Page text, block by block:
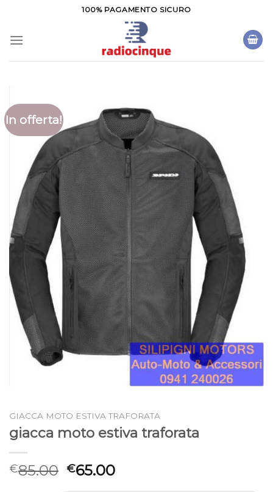
contenuti
100% PAGAMENTO SICURO
In offerta!
GIACCA MOTO ESTIVA TRAFORATA
giacca moto estiva traforata
€85.00 €65.00